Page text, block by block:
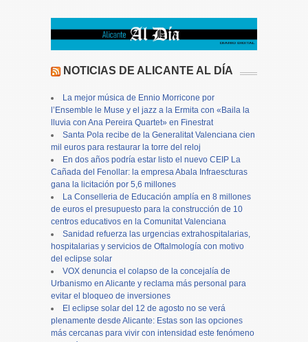
NOTICIAS DE ALICANTE AL DÍA
La mejor música de Ennio Morricone por
l’Ensemble le Muse y el jazz a la Ermita con «Baila la
lluvia con Ana Pereira Quartet» en Finestrat
Santa Pola recibe de la Generalitat Valenciana cien
mil euros para restaurar la torre del reloj
En dos años podría estar listo el nuevo CEIP La
Cañada del Fenollar: la empresa Abala Infraescturas
gana la licitación por 5,6 millones
La Conselleria de Educación amplía en 8 millones
de euros el presupuesto para la construcción de 10
centros educativos en la Comunitat Valenciana
Sanidad refuerza las urgencias extrahospitalarias,
hospitalarias y servicios de Oftalmología con motivo
del eclipse solar
VOX denuncia el colapso de la concejalía de
Urbanismo en Alicante y reclama más personal para
evitar el bloqueo de inversiones
El eclipse solar del 12 de agosto no se verá
plenamente desde Alicante: Estas son las opciones
más cercanas para vivir con intensidad este fenómeno